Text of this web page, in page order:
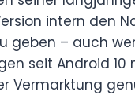
intern den
geben – auch
seit Android
Vermarktung